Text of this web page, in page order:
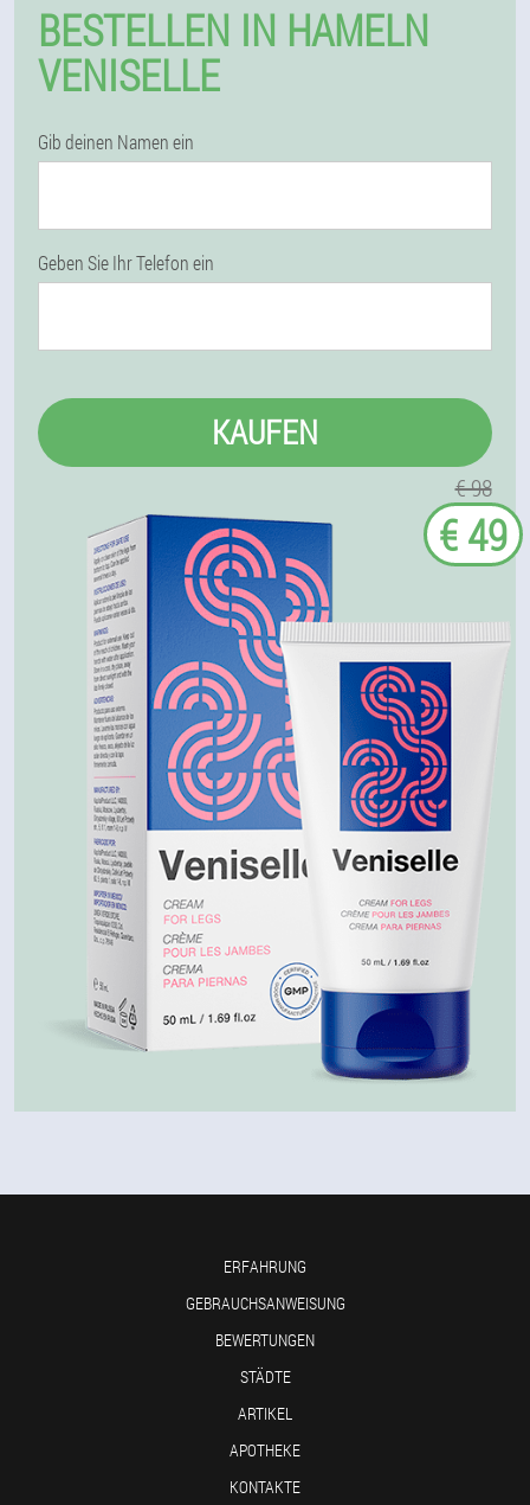
BESTELLEN IN HAMELN
VENISELLE
Gib deinen Namen ein
Geben Sie Ihr Telefon ein
KAUFEN
€ 98
€ 49
ERFAHRUNG
GEBRAUCHSANWEISUNG
BEWERTUNGEN
STÄDTE
ARTIKEL
APOTHEKE
KONTAKTE